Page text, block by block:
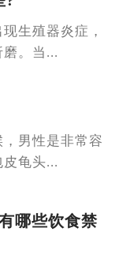
生殖器炎症，
。当...
男性是非常容
龟头...
哪些饮食禁